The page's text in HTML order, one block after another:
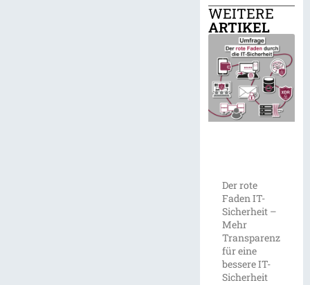
WEITERE
ARTIKEL
Der rote
Faden IT-
Sicherheit –
Mehr
Transparenz
für eine
bessere IT-
Sicherheit